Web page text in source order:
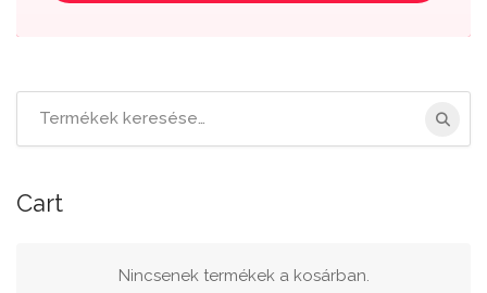
Cart
Nincsenek termékek a kosárban.